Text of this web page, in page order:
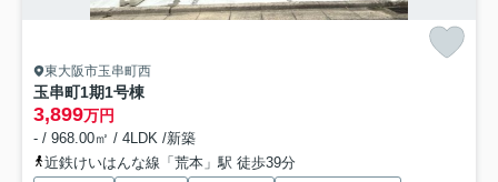
東大阪市玉串町西
玉串町1期1号棟
3,899万円
- / 968.00㎡ / 4LDK /新築
近鉄けいはんな線「荒本」駅 徒歩39分